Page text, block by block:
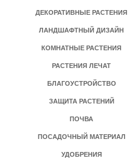
ДЕКОРАТИВНЫЕ РАСТЕНИЯ
ЛАНДШАФТНЫЙ ДИЗАЙН
КОМНАТНЫЕ РАСТЕНИЯ
РАСТЕНИЯ ЛЕЧАТ
БЛАГОУСТРОЙСТВО
ЗАЩИТА РАСТЕНИЙ
ПОЧВА
ПОСАДОЧНЫЙ МАТЕРИАЛ
УДОБРЕНИЯ